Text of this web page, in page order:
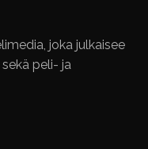
joka julkaisee
peli- ja